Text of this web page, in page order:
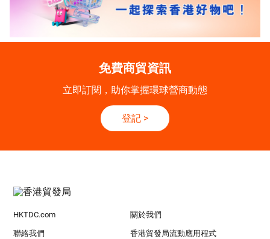
免費商貿資訊
立即訂閱，助你掌握環球營商動態
登記 >
HKTDC.com 關於我們
聯絡我們 香港貿發局流動應用程式